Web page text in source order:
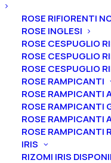
ROSE RIFIORENTI
ROSE INGLESI
ROSE CESPUGLIO
ROSE CESPUGLIO
ROSE CESPUGLIO
ROSE RAMPICANTI
ROSE RAMPICANTI
ROSE RAMPICANTI
ROSE RAMPICANTI
ROSE RAMPICANTI
IRIS
RIZOMI IRIS
er qiao”
Var.) 2-3
59,00€
La peonia
conosciuta come
cinese e un fiore